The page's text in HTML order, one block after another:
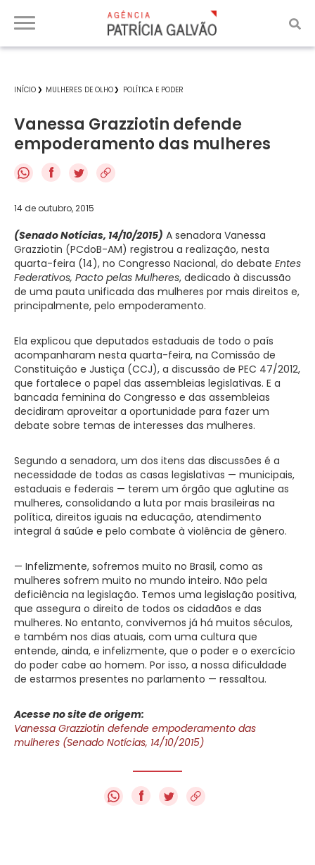
INÍCIO MULHERES DE OLHO POLÍTICA E PODER
Vanessa Grazziotin defende
empoderamento das mulheres
f
14 de outubro, 2015
(Senado Notícias, 14/10/2015) A senadora Vanessa
Grazziotin (PCdoB-AM) registrou a realização, nesta
quarta-feira (14), no Congresso Nacional, do debate Entes
Federativos, Pacto pelas Mulheres, dedicado à discussão
de uma pauta unificada das mulheres por mais direitos e,
principalmente, pelo empoderamento.
Ela explicou que deputados estaduais de todo o país
acompanharam nesta quarta-feira, na Comissão de
Constituição e Justiça (CCJ), a discussão de PEC 47/2012,
que fortalece o papel das assembleias legislativas. E a
bancada feminina do Congresso e das assembleias
decidiram aproveitar a oportunidade para fazer um
debate sobre temas de interesses das mulheres.
Segundo a senadora, um dos itens das discussões é a
necessidade de todas as casas legislativas — municipais,
estaduais e federais — terem um órgão que aglutine as
mulheres, consolidando a luta por mais brasileiras na
política, direitos iguais na educação, atendimento
integral á saúde e pelo combate à violência de gênero.
— Infelizmente, sofremos muito no Brasil, como as
mulheres sofrem muito no mundo inteiro. Não pela
deficiência na legislação. Temos uma legislação positiva,
que assegura o direito de todos os cidadãos e das
mulheres. No entanto, convivemos já há muitos séculos,
e também nos dias atuais, com uma cultura que
entende, ainda, e infelizmente, que o poder e o exercício
do poder cabe ao homem. Por isso, a nossa dificuldade
de estarmos presentes no parlamento — ressaltou.
Acesse no site de origem:
Vanessa Grazziotin defende empoderamento das
mulheres (Senado Notícias, 14/10/2015)
f